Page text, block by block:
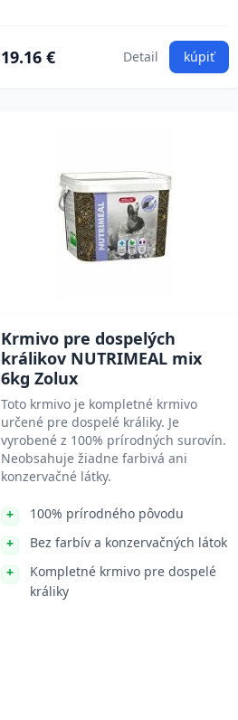
19.16 € Detail kúpiť
Krmivo pre dospelých
králikov NUTRIMEAL mix
6kg Zolux
Toto krmivo je kompletné krmivo
určené pre dospelé králiky. Je
vyrobené z 100% prírodných surovín.
Neobsahuje žiadne farbivá ani
konzervačné látky.
100% prírodného pôvodu
Bez farbív a konzervačných látok
Kompletné krmivo pre dospelé
králiky